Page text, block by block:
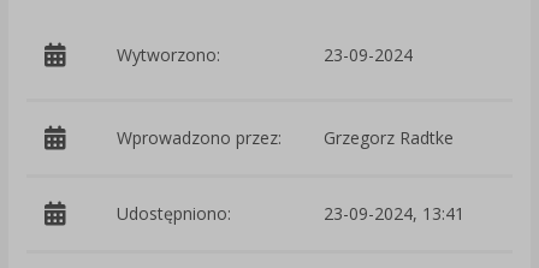
Wytworzono: 23-09-2024
Wprowadzono przez: Grzegorz Radtke
Udostępniono: 23-09-2024, 13:41